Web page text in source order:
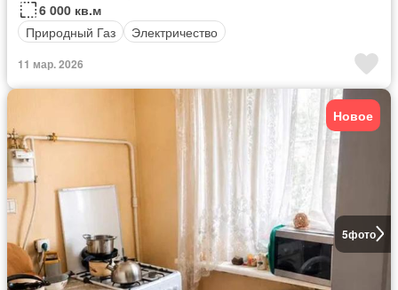
6 000 кв.м
Природный Газ
Электричество
11 мар. 2026
5фото
Новое